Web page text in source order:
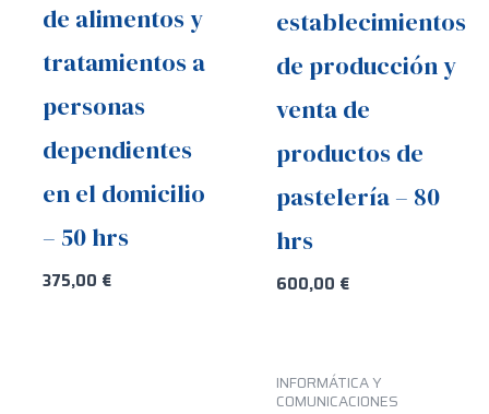
de alimentos y
tratamientos a
personas
dependientes
en el domicilio
– 50 hrs
375,00 €
establecimientos
de producción y
venta de
productos de
pastelería – 80
hrs
600,00 €
INFORMÁTICA Y
COMUNICACIONES